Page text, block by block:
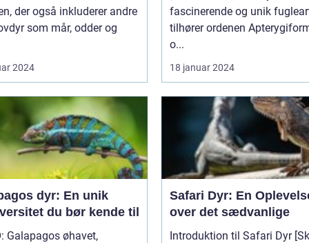
og charme
der også inkluderer andre
som mår, odder og
2024
fascinerende og unik
tilhører ordenen
o...
18 januar 2024
dyr: En unik
du bør kende til
Galapagos øhavet,
Safari Dyr: En
over det sædvanlige
Introduktion til Safari Dyr [Skriv et